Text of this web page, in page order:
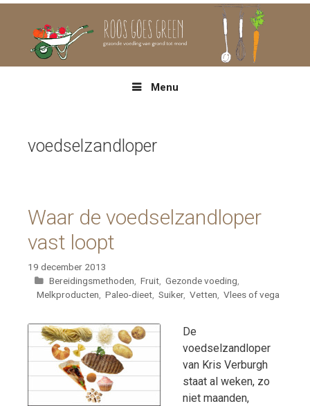
Menu
voedselzandloper
Waar de voedselzandloper
vast loopt
19 december 2013
Categorieën
Bereidingsmethoden, Fruit, Gezonde voeding,
Melkproducten, Paleo-dieet, Suiker, Vetten, Vlees of vega
De
voedselzandloper
van Kris Verburgh
staat al weken, zo
niet maanden,